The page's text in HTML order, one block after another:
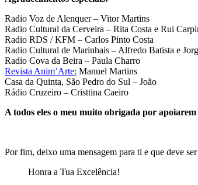
Radio Voz de Alenquer – Vitor Martins
Radio Cultural da Cerveira – Rita Costa e Rui
Radio RDS / KFM – Carlos Pinto Costa
Radio Cultural de Marinhais – Alfredo Batista e
Radio Cova da Beira – Paula Charro
Revista Anim’Arte: Manuel Martins
Casa da Quinta, São Pedro do Sul – João
Rádio Cruzeiro – Cristtina Caeiro
A todos eles o meu muito obrigada por
Por fim, deixo uma mensagem para ti e que deve
Honra a Tua Excelência!